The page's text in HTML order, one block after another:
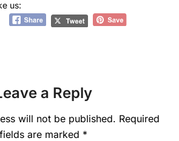
us:
a Reply
will not be published. Required
fields are marked *